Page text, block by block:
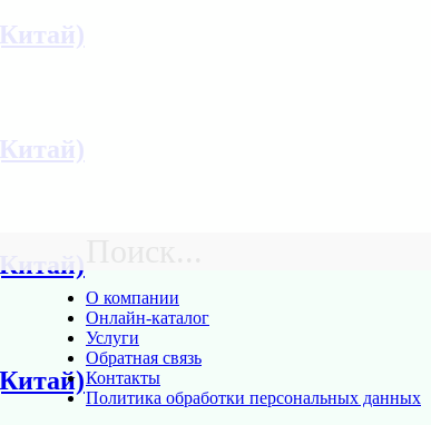
О компании
Онлайн-каталог
Услуги
Обратная связь
Контакты
Политика обработки персональных данных